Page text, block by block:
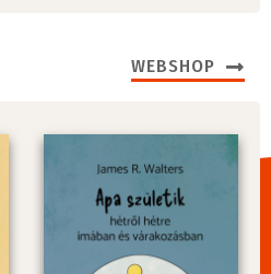
WEBSHOP